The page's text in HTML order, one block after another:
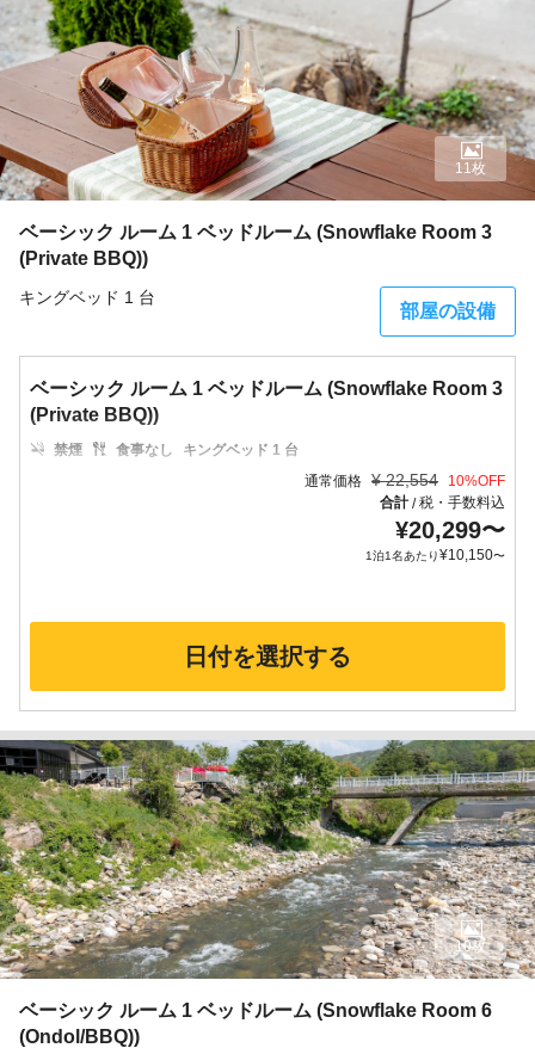
ベーシック ルーム 1 ベッドルーム (Snowflake Room 3
(Private BBQ))
キングベッド 1 台
部屋の設備
11枚
ベーシック ルーム 1 ベッドルーム (Snowflake Room 3
(Private BBQ))
禁煙 食事なし
キングベッド 1 台
通常価格 ¥ 22,554 10%OFF
合計/税・手数料込
¥20,299〜
1泊1名あたり¥10,150〜
日付を選択する
ベーシック ルーム 1 ベッドルーム (Snowflake Room 6
(Ondol/BBQ))
10枚